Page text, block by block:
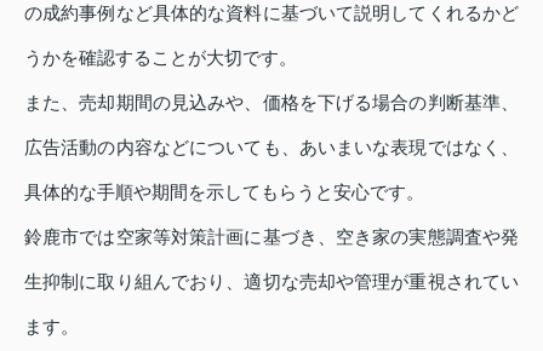
の成約事例など具体的な資料に基づいて説明してくれるかど
うかを確認することが大切です。
また、売却期間の見込みや、価格を下げる場合の判断基準、
広告活動の内容などについても、あいまいな表現ではなく、
具体的な手順や期間を示してもらうと安心です。
鈴鹿市では空家等対策計画に基づき、空き家の実態調査や発
生抑制に取り組んでおり、適切な売却や管理が重視されてい
ます。